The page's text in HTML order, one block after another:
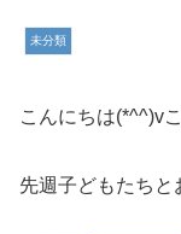
未分類
こんにちは(*^^)v
先週子どもたちと